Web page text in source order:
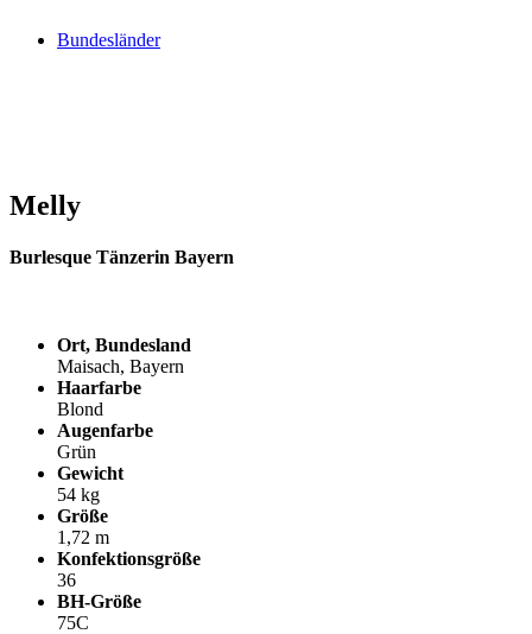
Bundesländer
Melly
Burlesque Tänzerin Bayern
Ort, Bundesland
Maisach, Bayern
Haarfarbe
Blond
Augenfarbe
Grün
Gewicht
54 kg
Größe
1,72 m
Konfektionsgröße
36
BH-Größe
75C